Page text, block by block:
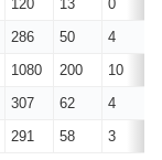
120 13 0
286 50 4
1080 200 10
307 62 4
291 58 3